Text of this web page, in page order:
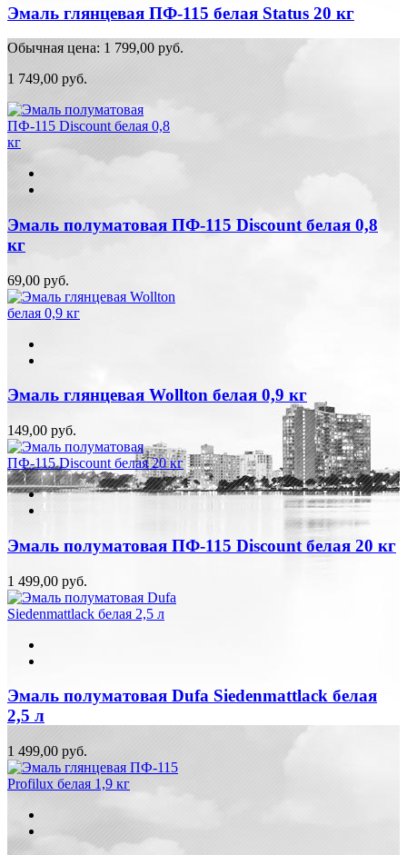
Эмаль глянцевая ПФ-115 белая Status 20 кг
Обычная цена: 1 799,00 руб.
1 749,00 руб.
Эмаль полуматовая ПФ-115 Discount белая 0,8
кг
69,00 руб.
Эмаль глянцевая Wollton белая 0,9 кг
149,00 руб.
Эмаль полуматовая ПФ-115 Discount белая 20 кг
1 499,00 руб.
Эмаль полуматовая Dufa Siedenmattlack белая
2,5 л
1 499,00 руб.